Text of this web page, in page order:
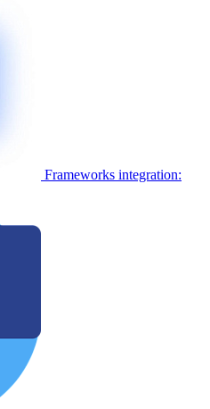
Frameworks integration: